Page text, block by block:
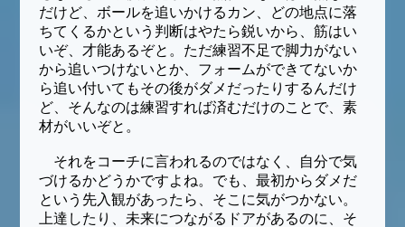
だけど、ボールを追いかけるカン、どの地点に落
ちてくるかという判断はやたら鋭いから、筋はい
いぞ、才能あるぞと。ただ練習不足で脚力がない
から追いつけないとか、フォームができてないか
ら追い付いてもその後がダメだったりするんだけ
ど、そんなのは練習すれば済むだけのことで、素
材がいいぞと。
それをコーチに言われるのではなく、自分で気
づけるかどうかですよね。でも、最初からダメだ
という先入観があったら、そこに気がつかない。
上達したり、未来につながるドアがあるのに、そ